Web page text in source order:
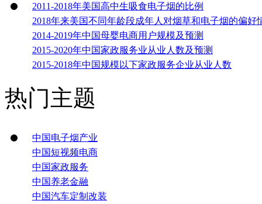
2011-2018年美国高中生吸食电子烟的比例
2018年来美国不同年龄段成年人对烟草和电子烟的偏好
2014-2019年中国母婴电商用户规模及预测
2015-2020年中国家政服务业从业人数及预测
2015-2018年中国规模以下家政服务企业从业人数
热门主题
中国电子烟产业
中国短视频电商
中国家政服务
中国养老金融
中国汽车定制改装